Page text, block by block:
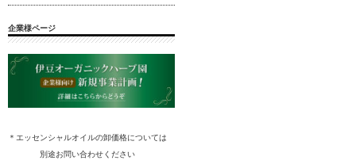
企業様ページ
＊エッセンシャルオイルの卸価格については
別途お問い合わせください